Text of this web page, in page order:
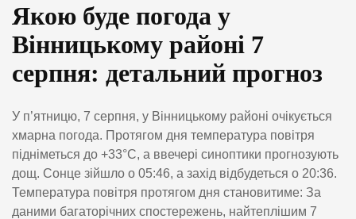
Якою буде погода у
Вінницькому районі 7
серпня: детальний прогноз
У п’ятницю, 7 серпня, у Вінницькому районі очікується
хмарна погода. Протягом дня температура повітря
підніметься до +33°C, а ввечері синоптики прогнозують
дощ. Сонце зійшло о 05:46, а захід відбудеться о 20:36.
Температура повітря протягом дня становитиме: За
даними багаторічних спостережень, найтеплішим 7